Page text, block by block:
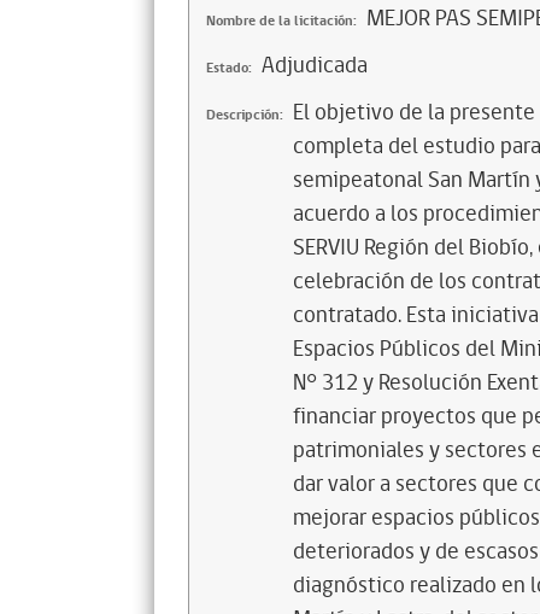
Nombre de la licitación: MEJOR PAS
Estado: Adjudicada
Descripción: El objetivo de la
completa del estudio
semipeatonal San Martín
acuerdo a los
SERVIU Región del
celebración de los
contratado. Esta
Espacios Públicos del
N° 312 y Resolución
financiar proyectos que
patrimoniales y sectores
dar valor a sectores que
mejorar espacios
deteriorados y de
diagnóstico realizado en